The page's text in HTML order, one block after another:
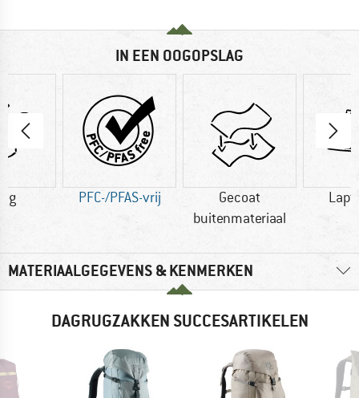
IN EEN OOGOPSLAG
g PFC-/PFAS-vrij
Gecoat
buitenmateriaal
MATERIAALGEGEVENS & KENMERKEN
DAGRUGZAKKEN SUCCESARTIKELEN